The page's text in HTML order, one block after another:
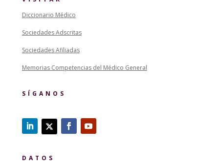
Diccionario Médico
Sociedades Adscritas
Sociedades Afiliadas
Memorias Competencias del Médico General
SÍGANOS
DATOS